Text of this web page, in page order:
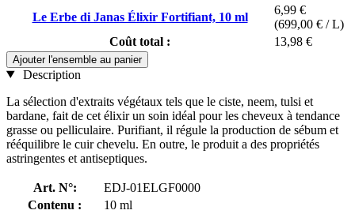
Le Erbe di Janas Élixir Fortifiant, 10 ml
6,99 €
(699,00 € / L)
Coût total :
13,98 €
Ajouter l'ensemble au panier
Description
La sélection d'extraits végétaux tels que le ciste, neem, tulsi et
bardane, fait de cet élixir un soin idéal pour les cheveux à tendance
grasse ou pelliculaire. Purifiant, il régule la production de sébum et
rééquilibre le cuir chevelu. En outre, le produit a des propriétés
astringentes et antiseptiques.
Art. N°:
EDJ-01ELGF0000
Contenu :
10 ml